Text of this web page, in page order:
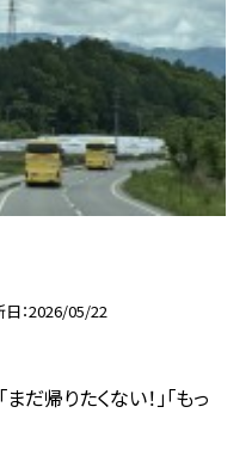
日 2026/05/22
だ帰りたくない！」「もっ